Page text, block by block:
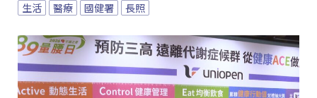
生活 醫療 國健署 長照